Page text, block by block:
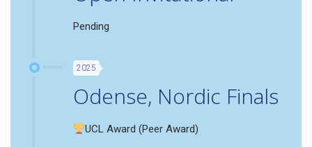
Pending
2025
Odense, Nordic Finals
UCL Award (Peer Award)